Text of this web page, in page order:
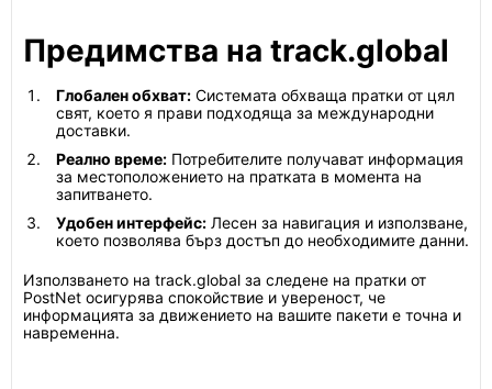
Предимства на track.global
Глобален обхват: Системата обхваща пратки от цял
свят, което я прави подходяща за международни
доставки.
Реално време: Потребителите получават информация
за местоположението на пратката в момента на
запитването.
Удобен интерфейс: Лесен за навигация и използване,
което позволява бърз достъп до необходимите данни.
Използването на track.global за следене на пратки от
PostNet осигурява спокойствие и увереност, че
информацията за движението на вашите пакети е точна и
навременна.